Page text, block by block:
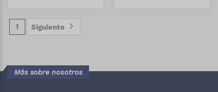
1 Siguiente
Más sobre nosotros